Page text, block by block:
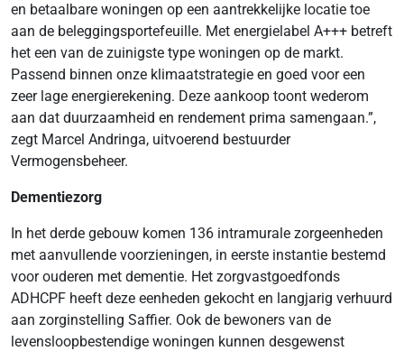
en betaalbare woningen op een aantrekkelijke locatie toe
aan de beleggingsportefeuille. Met energielabel A+++ betreft
het een van de zuinigste type woningen op de markt.
Passend binnen onze klimaatstrategie en goed voor een
zeer lage energierekening. Deze aankoop toont wederom
aan dat duurzaamheid en rendement prima samengaan.”,
zegt Marcel Andringa, uitvoerend bestuurder
Vermogensbeheer.
Dementiezorg
In het derde gebouw komen 136 intramurale zorgeenheden
met aanvullende voorzieningen, in eerste instantie bestemd
voor ouderen met dementie. Het zorgvastgoedfonds
ADHCPF heeft deze eenheden gekocht en langjarig verhuurd
aan zorginstelling Saffier. Ook de bewoners van de
levensloopbestendige woningen kunnen desgewenst